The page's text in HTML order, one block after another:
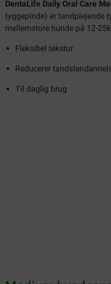
DentaLife Daily Oral Care
tyggepinde) er tandplejende
mellemstore hunde på 12-
Fleksibel tekstur
Reducerer
Til daglig brug